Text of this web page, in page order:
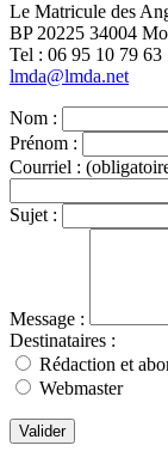
Le Matricule des
BP 20225 34004
Tel : ‭06 95 10 79 63
lmda@lmda.net
Nom :
Prénom :
Courriel :
Sujet :
Message :
Destinataires :
Rédaction et
Webmaster
Valider